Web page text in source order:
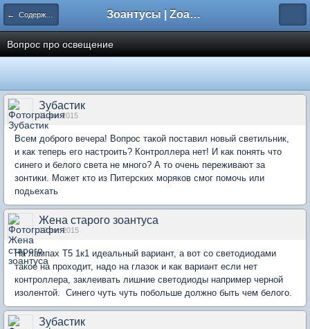
← Содержание Зоантусы | Zoasfan.ru
Вопрос про освещение
Зубастик
11 авг 2015
Всем доброго вечера! Вопрос такой поставил новый светильник,
и как теперь его настроить? Контроллера нет! И как понять что
синего и белого света не много? А то очень переживают за
зонтики. Может кто из Питерских моряков смог помочь или
подьехать
Жена старого зоантуса
12 авг 2015
На лампах Т5 1к1 идеальный вариант, а вот со светодиодами
такое на проходит, надо на глазок и как вариант если нет
контроллера, заклеивать лишние светодиоды например черной
изолентой. Синего чуть чуть побольше должно быть чем белого.
Зубастик